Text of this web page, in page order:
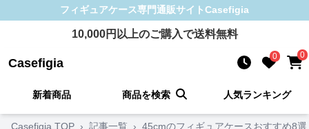
フィギュアケース専門通販サイトCasefigia
10,000円以上のご購入で送料無料
Casefigia 0 0
新着商品 商品を検索 人気ランキング
Casefigia TOP › 記事一覧 › 45cmのフィギュアケースおすすめ8